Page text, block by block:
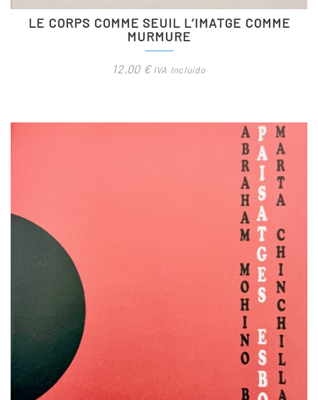
LE CORPS COMME SEUIL L’IMATGE COMME
MURMURE
12,00 € IVA Incluido